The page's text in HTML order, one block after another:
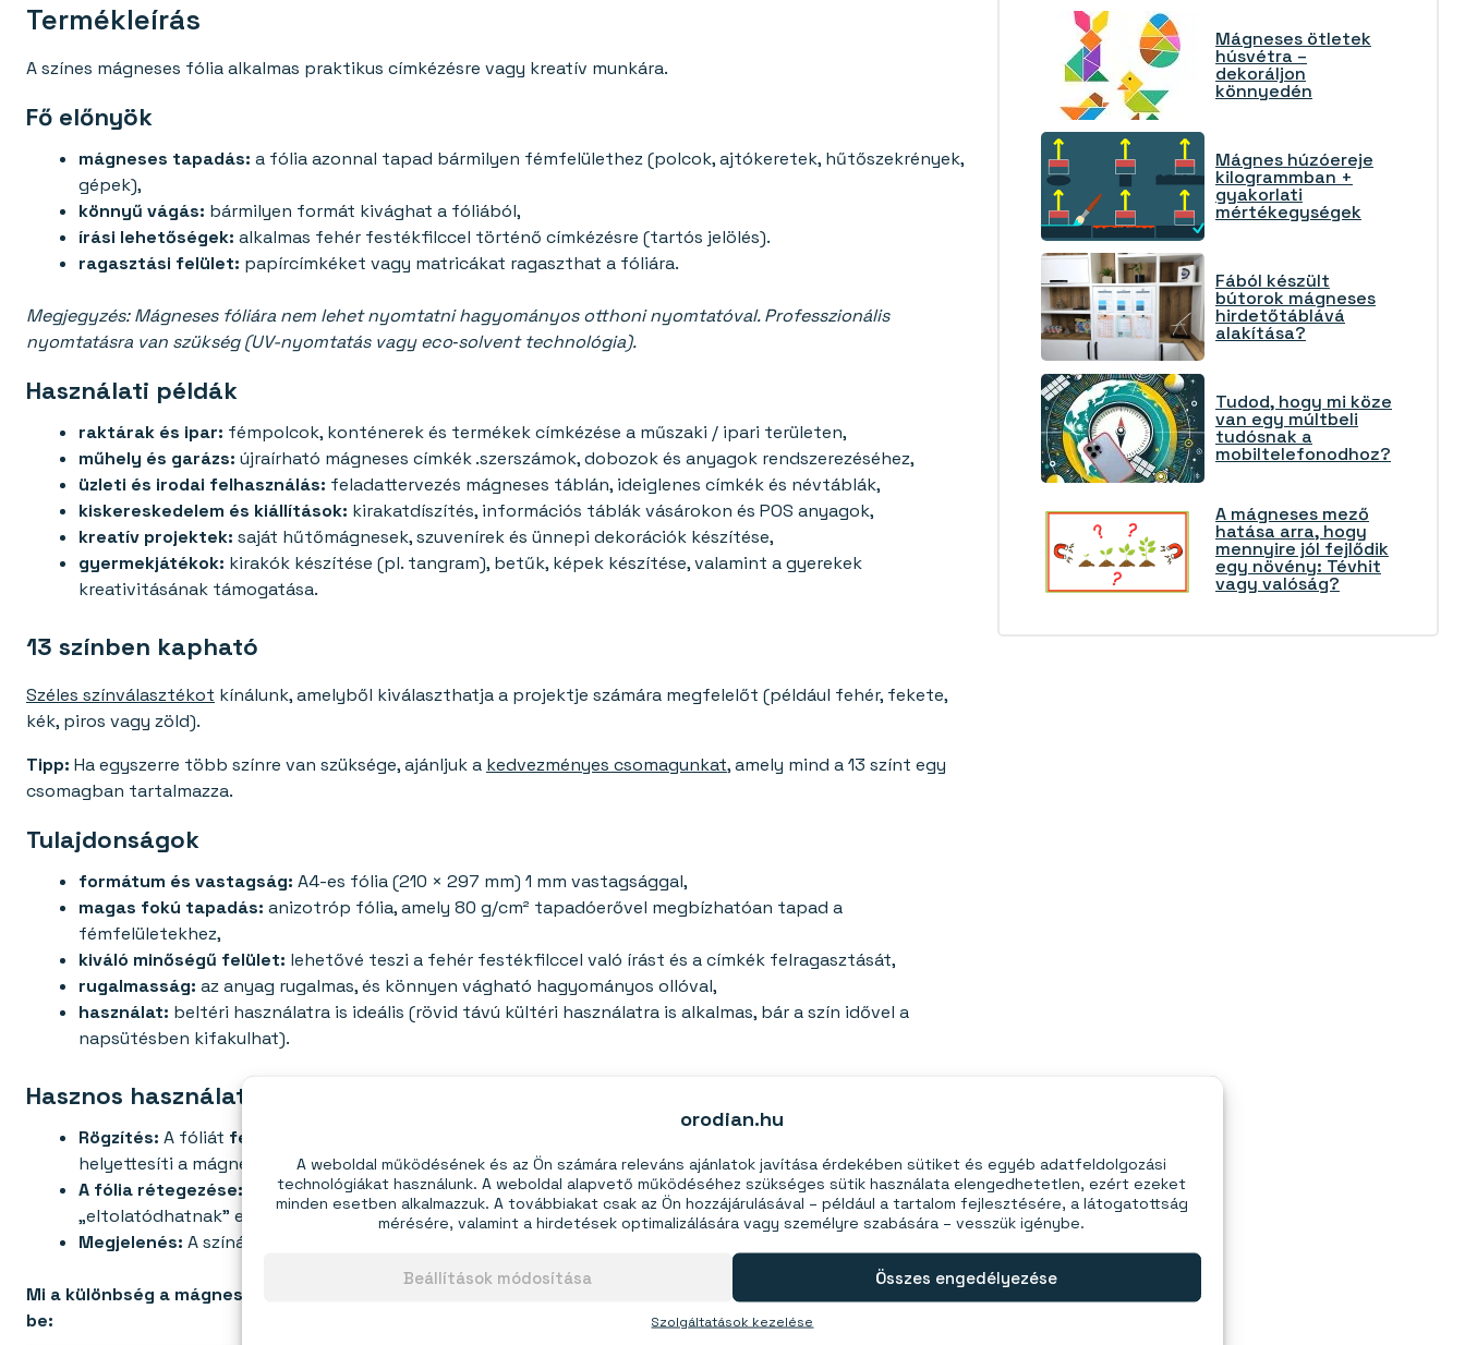
orodian.hu
A weboldal működésének és az Ön számára releváns ajánlatok javítása érdekében sütiket és egyéb adatfeldolgozási
technológiákat használunk. A weboldal alapvető működéséhez szükséges sütik használata elengedhetetlen, ezért ezeket
minden esetben alkalmazzuk. A továbbiakat csak az Ön hozzájárulásával – például a tartalom fejlesztésére, a látogatottság
mérésére, valamint a hirdetések optimalizálására vagy személyre szabására – vesszük igénybe.
Szolgáltatások kezelése
Összes engedélyezése
Beállítások módosítása
Termékleírás
A színes mágneses fólia alkalmas praktikus címkézésre vagy kreatív munkára.
Fő előnyök
mágneses tapadás: a fólia azonnal tapad bármilyen fémfelülethez (polcok, ajtókeretek, hűtőszekrények,
gépek),
könnyű vágás: bármilyen formát kivághat a fóliából,
írási lehetőségek: alkalmas fehér festékfilccel történő címkézésre (tartós jelölés).
ragasztási felület: papírcímkéket vagy matricákat ragaszthat a fóliára.
Megjegyzés: Mágneses fóliára nem lehet nyomtatni hagyományos otthoni nyomtatóval. Professzionális
nyomtatásra van szükség (UV-nyomtatás vagy eco‑solvent technológia).
Használati példák
raktárak és ipar: fémpolcok, konténerek és termékek címkézése a műszaki / ipari területen,
műhely és garázs: újraírható mágneses címkék .szerszámok, dobozok és anyagok rendszerezéséhez,
üzleti és irodai felhasználás: feladattervezés mágneses táblán, ideiglenes címkék és névtáblák,
kiskereskedelem és kiállítások: kirakatdíszítés, információs táblák vásárokon és POS anyagok,
kreatív projektek: saját hűtőmágnesek, szuvenírek és ünnepi dekorációk készítése,
gyermekjátékok: kirakók készítése (pl. tangram), betűk, képek készítése, valamint a gyerekek
kreativitásának támogatása.
13 színben kapható
Széles színválasztékot kínálunk, amelyből kiválaszthatja a projektje számára megfelelőt (például fehér, fekete,
kék, piros vagy zöld).
Tipp: Ha egyszerre több színre van szüksége, ajánljuk a kedvezményes csomagunkat, amely mind a 13 színt egy
csomagban tartalmazza.
Tulajdonságok
formátum és vastagság: A4-es fólia (210 × 297 mm) 1 mm vastagsággal,
magas fokú tapadás: anizotróp fólia, amely 80 g/cm² tapadóerővel megbízhatóan tapad a
fémfelületekhez,
kiváló minőségű felület: lehetővé teszi a fehér festékfilccel való írást és a címkék felragasztását,
rugalmasság: az anyag rugalmas, és könnyen vágható hagyományos ollóval,
használat: beltéri használatra is ideális (rövid távú kültéri használatra is alkalmas, bár a szín idővel a
napsütésben kifakulhat).
Hasznos használati tippek
Rögzítés: A fóliát fémfelületre
helyettesíti a mágnestáblát),
A fólia rétegezése: amikor több darabot közvetlenül egymásra rakunk, a mágneses pólusok miatt kissé
„eltolatódhatnak” egymástól,
Megjelenés: A színárnyalat gyártási tételenként kissé eltérhet.
Mi a különbség a mágneses fólia, a fémfólia és a mágnespapír között? A különbséget a videóban mutatjuk
be:
Mágneses ötletek
húsvétra –
dekoráljon
könnyedén
Mágnes húzóereje
kilogrammban +
gyakorlati
mértékegységek
Fából készült
bútorok mágneses
hirdetőtáblává
alakítása?
Tudod, hogy mi köze
van egy múltbeli
tudósnak a
mobiltelefonodhoz?
A mágneses mező
hatása arra, hogy
mennyire jól fejlődik
egy növény: Tévhit
vagy valóság?